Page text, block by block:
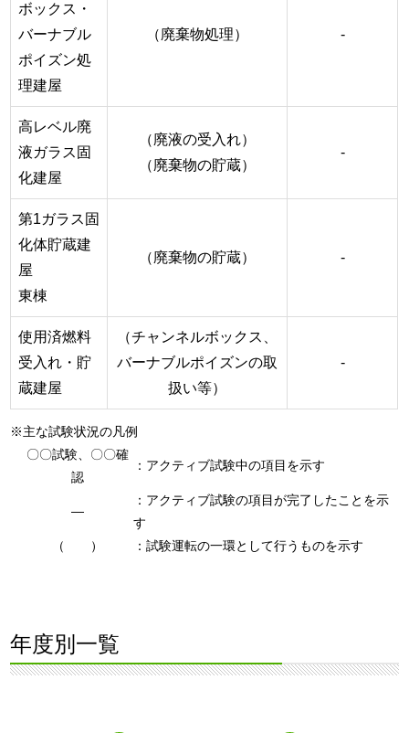
ボックス・
バーナブル
ポイズン処
理建屋
（廃棄物処理） -
高レベル廃
液ガラス固
化建屋
（廃液の受入れ）
（廃棄物の貯蔵）
-
第1ガラス固
化体貯蔵建
屋
東棟
（廃棄物の貯蔵） -
使用済燃料
受入れ・貯
蔵建屋
（チャンネルボックス、
バーナブルポイズンの取
扱い等）
-
※主な試験状況の凡例
〇〇試験、〇〇確
認
：アクティブ試験中の項目を示す
―
：アクティブ試験の項目が完了したことを示
す
（ ）
：試験運転の一環として行うものを示す
年度別一覧